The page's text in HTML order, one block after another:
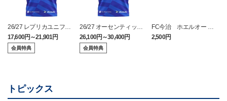
26/27 レプリカユニフォ
ーム(FP1st)
17,600円～21,901円
会員特典
26/27 オーセンティック
ユニフォーム(FP1st)
26,100円～30,400円
会員特典
FC今治 ホエルオー タ
オルマフラー
2,500円
トピックス